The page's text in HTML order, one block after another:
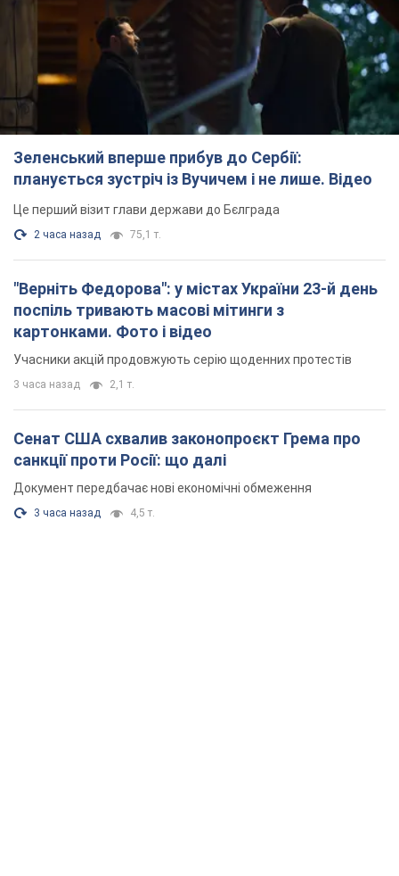
Зеленський вперше прибув до Сербії:
планується зустріч із Вучичем і не лише. Відео
Це перший візит глави держави до Бєлграда
2 часа назад 75,1 т.
"Верніть Федорова": у містах України 23-й день
поспіль тривають масові мітинги з
картонками. Фото і відео
Учасники акцій продовжують серію щоденних протестів
3 часа назад 2,1 т.
Сенат США схвалив законопроєкт Грема про
санкції проти Росії: що далі
Документ передбачає нові економічні обмеження
3 часа назад 4,5 т.